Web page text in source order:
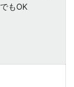
でもOK